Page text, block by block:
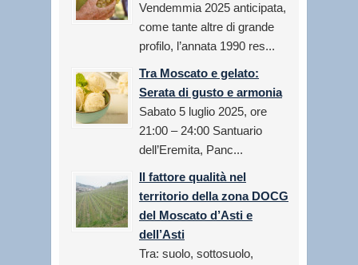
Vendemmia 2025 anticipata,
come tante altre di grande
profilo, l’annata 1990 res...
Tra Moscato e gelato:
Serata di gusto e armonia
Sabato 5 luglio 2025, ore
21:00 – 24:00 Santuario
dell’Eremita, Panc...
Il fattore qualità nel
territorio della zona DOCG
del Moscato d’Asti e
dell’Asti
Tra: suolo, sottosuolo,